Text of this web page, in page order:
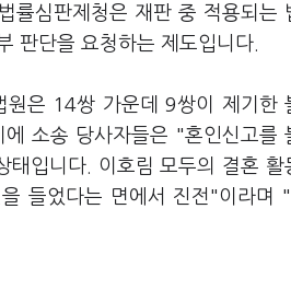
률심판제청은 재판 중 적용되는
판단을 요청하는 제도입니다.
은 14쌍 가운데 9쌍이 제기한
소송 당사자들은 "혼인신고를
입니다. 이호림 모두의 결혼 활
들었다는 면에서 진전"이라며